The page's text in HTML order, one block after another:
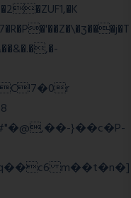
C!7�0r
m��t�n�]